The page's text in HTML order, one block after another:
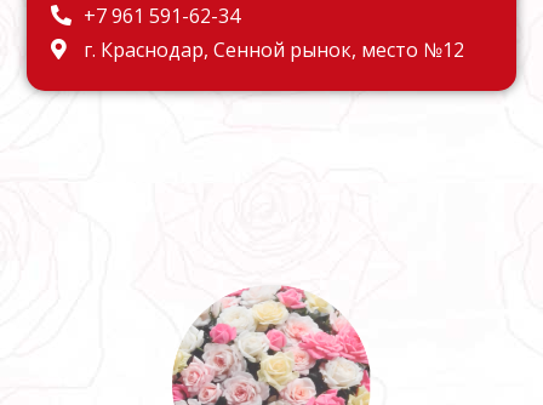
+7 961 591-62-34
г. Краснодар, Сенной рынок, место №12